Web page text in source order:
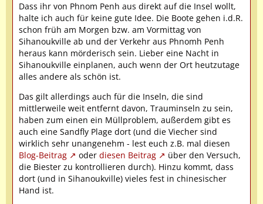
Dass ihr von Phnom Penh aus direkt auf die Insel wollt,
halte ich auch für keine gute Idee. Die Boote gehen i.d.R.
schon früh am Morgen bzw. am Vormittag von
Sihanoukville ab und der Verkehr aus Phnomh Penh
heraus kann mörderisch sein. Lieber eine Nacht in
Sihanoukville einplanen, auch wenn der Ort heutzutage
alles andere als schön ist.
Das gilt allerdings auch für die Inseln, die sind
mittlerweile weit entfernt davon, Trauminseln zu sein,
haben zum einen ein Müllproblem, außerdem gibt es
auch eine Sandfly Plage dort (und die Viecher sind
wirklich sehr unangenehm - lest euch z.B. mal diesen
Blog-Beitrag
oder diesen Beitrag
über den Versuch,
die Biester zu kontrollieren durch). Hinzu kommt, dass
dort (und in Sihanoukville) vieles fest in chinesischer
Hand ist.